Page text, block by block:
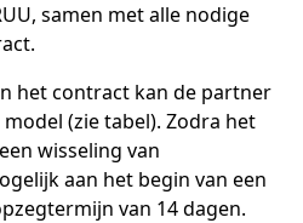
samen met alle nodige
het contract kan de partner
(zie tabel). Zodra het
wisseling van
aan het begin van een
van 14 dagen.